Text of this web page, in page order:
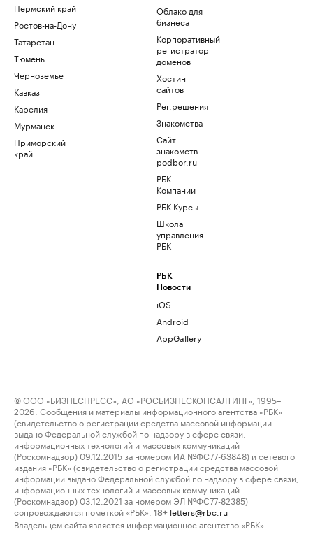
Пермский край
Ростов-на-Дону
Татарстан
Тюмень
Черноземье
Кавказ
Карелия
Мурманск
Приморский
край
Облако для
бизнеса
Корпоративный
регистратор
доменов
Хостинг
сайтов
Рег.решения
Знакомства
Сайт
знакомств
podbor.ru
РБК
Компании
РБК Курсы
Школа
управления
РБК
РБК
Новости
iOS
Android
AppGallery
© ООО «БИЗНЕСПРЕСС», АО «РОСБИЗНЕСКОНСАЛТИНГ», 1995–
2026. Сообщения и материалы информационного агентства «РБК»
(свидетельство о регистрации средства массовой информации
выдано Федеральной службой по надзору в сфере связи,
информационных технологий и массовых коммуникаций
(Роскомнадзор) 09.12.2015 за номером ИА №ФС77-63848) и сетевого
издания «РБК» (свидетельство о регистрации средства массовой
информации выдано Федеральной службой по надзору в сфере связи,
информационных технологий и массовых коммуникаций
(Роскомнадзор) 03.12.2021 за номером ЭЛ №ФС77-82385)
сопровождаются пометкой «РБК».
18+ letters@rbc.ru
Владельцем сайта является информационное агентство «РБК».